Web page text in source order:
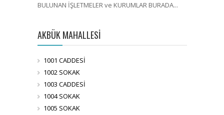
BULUNAN İŞLETMELER ve KURUMLAR BURADA...
AKBÜK MAHALLESİ
1001 CADDESİ
1002 SOKAK
1003 CADDESİ
1004 SOKAK
1005 SOKAK